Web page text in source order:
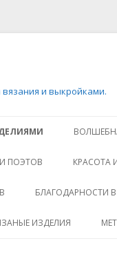
и выкройками.
к
ПОЭТОВ КРАСОТА
БЛАГОДАРНОСТИ
ИЗДЕЛИЯ